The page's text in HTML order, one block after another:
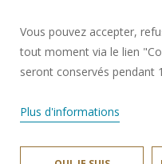
Rejoignez-nous!
Vous pouvez accepter,
tout moment via le lien
seront conservés pendant
Plus d'informations